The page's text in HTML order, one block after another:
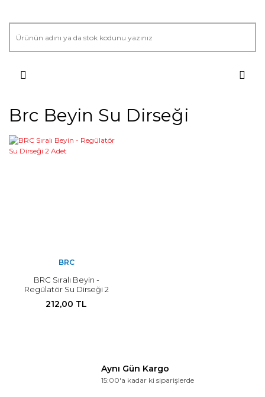
Brc Beyin Su Dirseği
BRC
BRC Sıralı Beyin -
Regülatör Su Dirseği 2
212,00 TL
Aynı Gün Kargo
15:00'a kadar ki siparişlerde